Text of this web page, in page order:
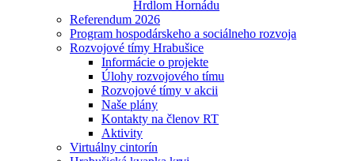
Hrdlom Hornádu
Referendum 2026
Program hospodárskeho a sociálneho rozvoja
Rozvojové tímy Hrabušice
Informácie o projekte
Úlohy rozvojového tímu
Rozvojové tímy v akcii
Naše plány
Kontakty na členov RT
Aktivity
Virtuálny cintorín